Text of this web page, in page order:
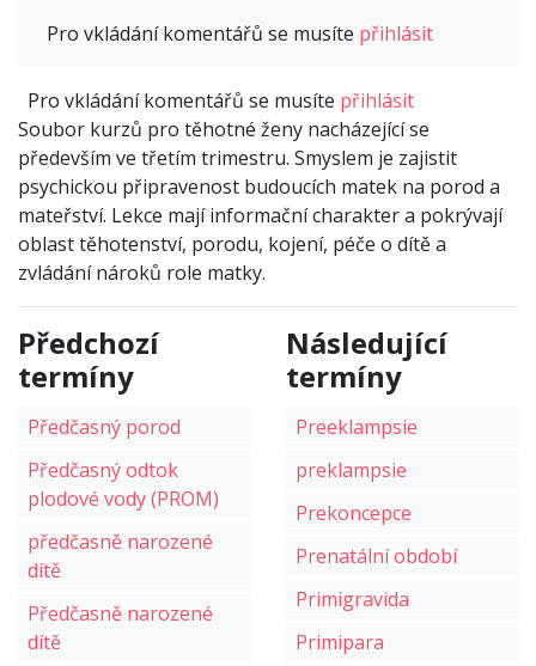
Pro vkládání komentářů se musíte přihlásit
Pro vkládání komentářů se musíte přihlásit
Soubor kurzů pro těhotné ženy nacházející se
především ve třetím trimestru. Smyslem je zajistit
psychickou připravenost budoucích matek na porod a
mateřství. Lekce mají informační charakter a pokrývají
oblast těhotenství, porodu, kojení, péče o dítě a
zvládání nároků role matky.
Předchozí
termíny
Předčasný porod
Předčasný odtok
plodové vody (PROM)
předčasně narozené
dítě
Předčasně narozené
dítě
Následující
termíny
Preeklampsie
preklampsie
Prekoncepce
Prenatální období
Primigravida
Primipara